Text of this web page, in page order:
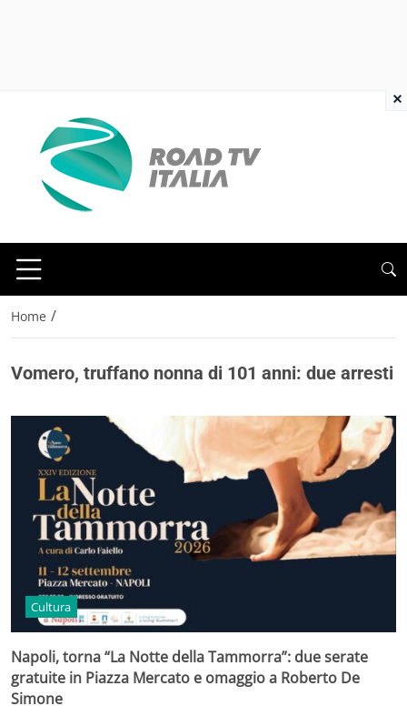
Home /
Vomero, truffano nonna di 101 anni: due arresti
Cultura
Napoli, torna “La Notte della Tammorra”: due serate
gratuite in Piazza Mercato e omaggio a Roberto De
Simone
×